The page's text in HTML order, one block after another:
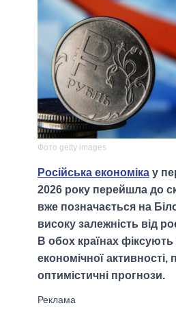
Фото getty images
Російська економіка у
2026 року перейшла до
вже позначається на
високу залежність від
В обох країнах
економічної активності,
оптимістичні прогнози.